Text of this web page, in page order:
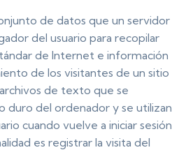
de datos que un servidor
del usuario para recopilar
de Internet e información
de los visitantes de un sitio
de texto que se
duro del ordenador y se utilizan
cuando vuelve a iniciar sesión
es registrar la visita del